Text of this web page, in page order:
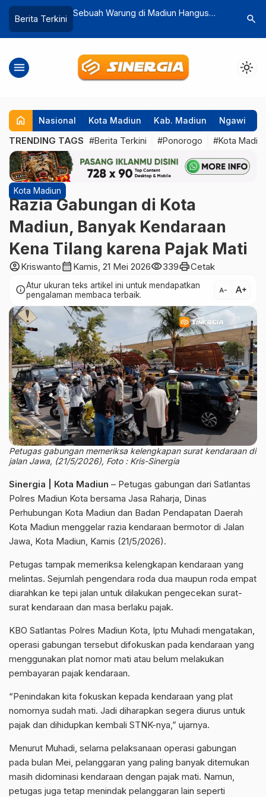
Berita Terkini
Harga Pangan di Magetan Stabil
Tertinggi
Loket
IGD
search
menu light_mode
home Nasional Kota Madiun Kab. Madiun Ngawi
TRENDING TAGS #Berita Terkini #Ponorogo #Kota
Kota Madiun
Razia Gabungan di Kota
Madiun, Banyak Kendaraan
Kena Tilang karena Pajak Mati
account_circleKriswantocalendar_month Kamis, 21 Mei 2026visibility339printCetak
infoAtur ukuran teks artikel ini untuk mendapatkan
pengalaman membaca terbaik.
text_decrease text_increase
Petugas gabungan memeriksa kelengkapan surat kendaraan di
jalan Jawa, (21/5/2026), Foto : Kris-Sinergia
Sinergia | Kota Madiun – Petugas gabungan dari Satlantas
Polres Madiun Kota bersama Jasa Raharja, Dinas
Perhubungan Kota Madiun dan Badan Pendapatan Daerah
Kota Madiun menggelar razia kendaraan bermotor di Jalan
Jawa, Kota Madiun, Kamis (21/5/2026).
Petugas tampak memeriksa kelengkapan kendaraan yang
melintas. Sejumlah pengendara roda dua maupun roda empat
diarahkan ke tepi jalan untuk dilakukan pengecekan surat-
surat kendaraan dan masa berlaku pajak.
KBO Satlantas Polres Madiun Kota, Iptu Muhadi mengatakan,
operasi gabungan tersebut difokuskan pada kendaraan yang
menggunakan plat nomor mati atau belum melakukan
pembayaran pajak kendaraan.
“Penindakan kita fokuskan kepada kendaraan yang plat
nomornya sudah mati. Jadi diharapkan segera diurus untuk
pajak dan dihidupkan kembali STNK-nya,” ujarnya.
Menurut Muhadi, selama pelaksanaan operasi gabungan
pada bulan Mei, pelanggaran yang paling banyak ditemukan
masih didominasi kendaraan dengan pajak mati. Namun,
petugas juga tetap menindak pelanggaran lain seperti